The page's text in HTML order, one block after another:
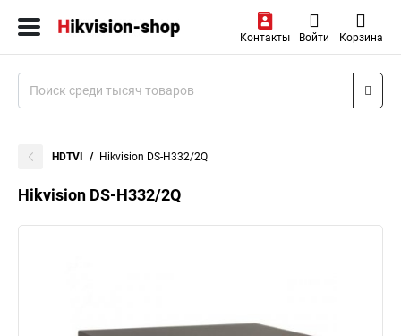
Контакты Войти Корзина
HDTVI Hikvision DS-H332/2Q
Hikvision DS-H332/2Q